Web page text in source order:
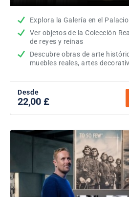
Explora la Galería en el
Ver objetos de la Colección
de reyes y reinas
Descubre obras de arte
muebles reales, artes
Desde
22,00 £